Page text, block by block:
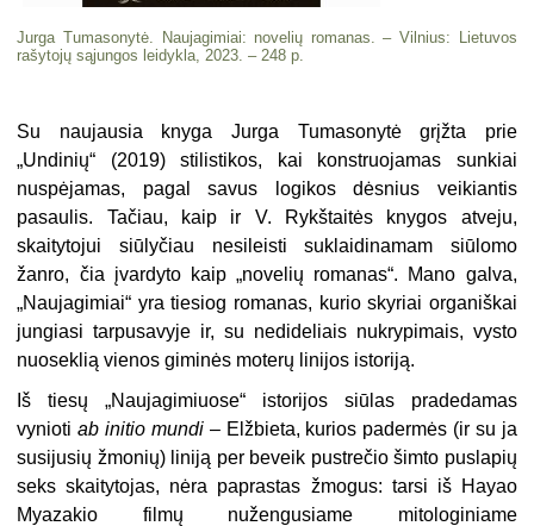
Jurga Tumasonytė. Naujagimiai: novelių romanas. – Vilnius: Lietuvos
rašytojų sąjungos leidykla, 2023. – 248 p.
Su naujausia knyga Jurga Tumasonytė grįžta prie
„Undinių“ (2019) stilistikos, kai konstruojamas sunkiai
nuspėjamas, pagal savus logikos dėsnius veikiantis
pasaulis. Tačiau, kaip ir V. Rykštaitės knygos atveju,
skaitytojui siūlyčiau nesileisti suklaidinamam siūlomo
žanro, čia įvardyto kaip „novelių romanas“. Mano galva,
„Naujagimiai“ yra tiesiog romanas, kurio skyriai organiškai
jungiasi tarpusavyje ir, su nedideliais nukrypimais, vysto
nuoseklią vienos giminės moterų linijos istoriją.
Iš tiesų „Naujagimiuose“ istorijos siūlas pradedamas
vyniotiab initio mundi– Elžbieta, kurios padermės (ir su ja
susijusių žmonių) liniją per beveik pustrečio šimto puslapių
seks skaitytojas, nėra paprastas žmogus: tarsi iš Hayao
Myazakio filmų nužengusiame mitologiniame